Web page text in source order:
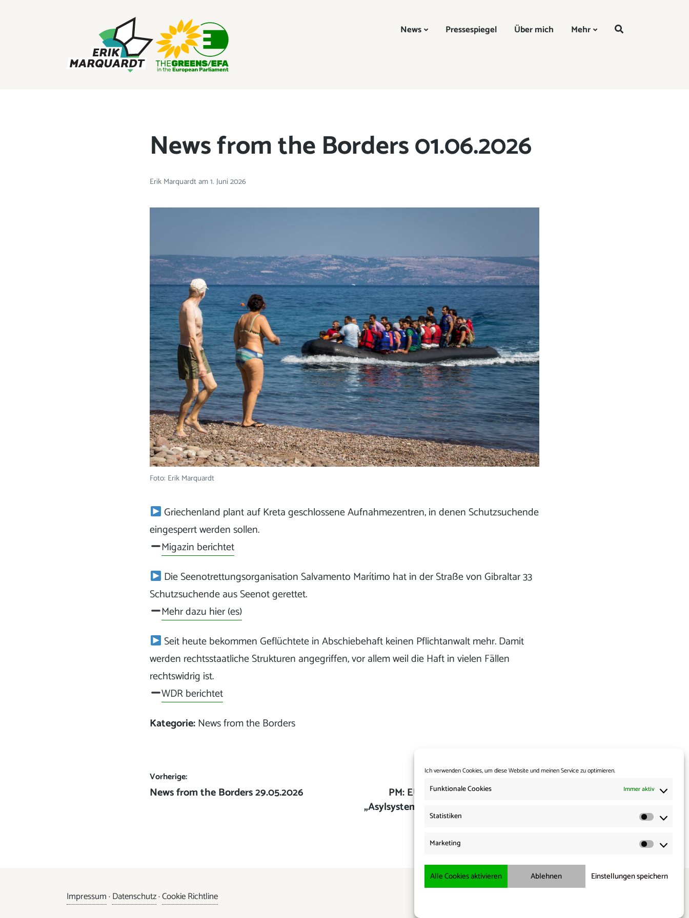
Ich verwenden Cookies, um diese Website und meinen Service zu optimieren.
Funktionale Cookies Immer aktiv
Statistiken
Marketing
Alle Cookies aktivieren Ablehnen Einstellungen speichern
News Pressespiegel Über mich Mehr
News from the Borders 01.06.2026
Erik Marquardtam1. Juni 2026
Foto: Erik Marquardt
Griechenland plant auf Kreta geschlossene Aufnahmezentren, in denen Schutzsuchende
eingesperrt werden sollen.
Migazin berichtet
Die Seenotrettungsorganisation Salvamento Marítimo hat in der Straße von Gibraltar 33
Schutzsuchende aus Seenot gerettet.
Mehr dazu hier (es)
Seit heute bekommen Geflüchtete in Abschiebehaft keinen Pflichtanwalt mehr. Damit
werden rechtsstaatliche Strukturen angegriffen, vor allem weil die Haft in vielen Fällen
rechtswidrig ist.
WDR berichtet
Kategorie:News from the Borders
Beitrags-
Navigation
Vorherige:
Vorheriger
News from the Borders 29.05.2026
Weiter:
Nächster
Beitrag:
PM: EU-Rückführungsverordnung:
„Asylsystem wird immer mehr zu einem
Apparat der Entrechtung”
Impressum·Datenschutz·Cookie Richtline